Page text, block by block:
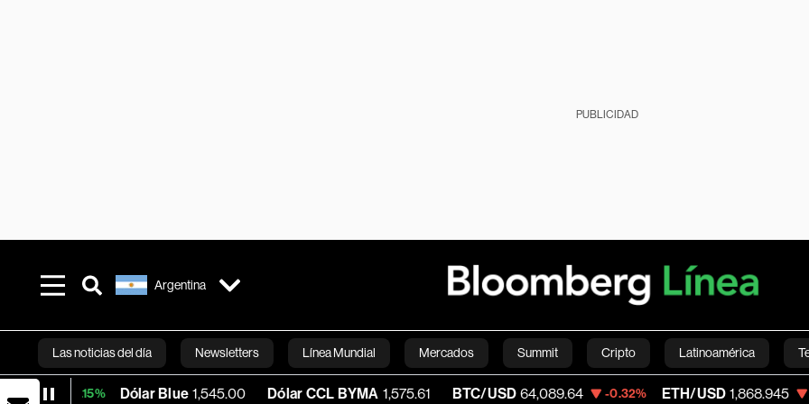
PUBLICIDAD
Argentina
Las noticias del día Newsletters Línea Mundial Mercados Summit Cripto Latinoamérica
Bloomberg Green Economía Estilo de vida Mundo Videos
Dólar Blue 1,545.00 Dólar CCL BYMA 1,575.61 BTC/USD 64,089.64 -0.32% ETH/USD 1,868.945 -0.34%